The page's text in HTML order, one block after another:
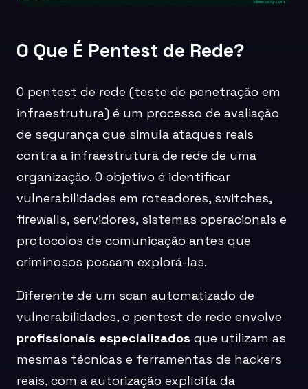
O Que É Pentest de Rede?
O pentest de rede (teste de penetração em
infraestrutura) é um processo de avaliação
de segurança que simula ataques reais
contra a infraestrutura de rede de uma
organização. O objetivo é identificar
vulnerabilidades em roteadores, switches,
firewalls, servidores, sistemas operacionais e
protocolos de comunicação antes que
criminosos possam explorá-las.
Diferente de um scan automatizado de
vulnerabilidades, o pentest de rede envolve
profissionais especializados que utilizam as
mesmas técnicas e ferramentas de hackers
reais, com a autorização explícita da